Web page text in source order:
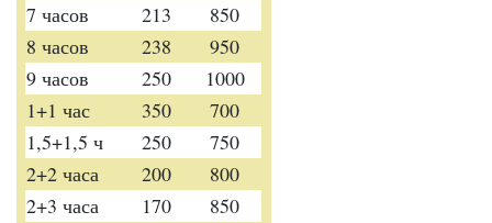
7 часов
213
850
8 часов
238
950
9 часов
250
1000
1+1 час
350
700
1,5+1,5 ч
250
750
2+2 часа
200
800
2+3 часа
170
850